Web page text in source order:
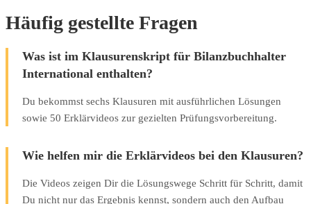
Häufig gestellte Fragen
Was ist im Klausurenskript für Bilanzbuchhalter
International enthalten?
Du bekommst sechs Klausuren mit ausführlichen Lösungen
sowie 50 Erklärvideos zur gezielten Prüfungsvorbereitung.
Wie helfen mir die Erklärvideos bei den Klausuren?
Die Videos zeigen Dir die Lösungswege Schritt für Schritt, damit
Du nicht nur das Ergebnis kennst, sondern auch den Aufbau